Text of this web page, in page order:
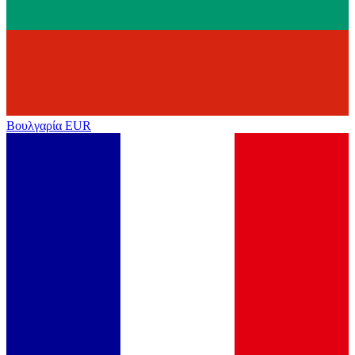
Βουλγαρία EUR